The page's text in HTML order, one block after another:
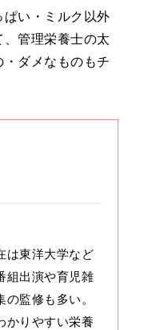
い・ミルク以外
管理栄養士の太
ダメなものもチ
は東洋大学など
組出演や育児雑
監修も多い。
かりやすい栄養